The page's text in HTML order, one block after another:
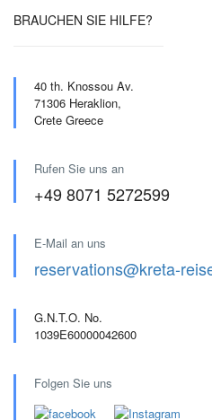
BRAUCHEN SIE HILFE?
40 th. Knossou Av.
71306 Heraklion,
Crete Greece
Rufen Sie uns an
+49 8071 5272599
E-Mail an uns
reservations@kreta-
G.N.T.O. No.
1039E60000042600
Folgen Sie uns